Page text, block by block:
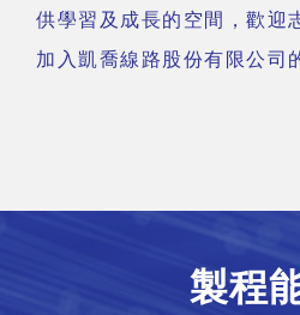
供學習及成長的空間，歡迎
加入凱喬線路股份有限公司
製程